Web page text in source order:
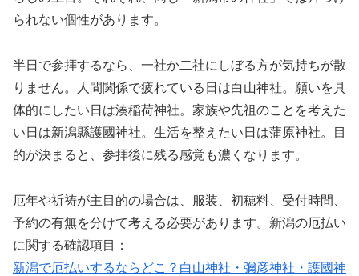
られない個性があります。
半日で参拝するなら、一社か二社にしぼる方が気持ちが散
りません。人間関係で疲れている日は白山神社。願いを具
体的にしたい日は湊稲荷神社。家族や先祖のことを考えた
い日は新潟縣護國神社。生活を整えたい日は蒲原神社。目
的が決まると、参拝後に残る感覚も濃くなります。
厄年や祈祷が主目的の場合は、服装、初穂料、受付時間、
予約の有無を分けて考える必要があります。新潟の厄払い
に関する確認項目：
新潟で厄払いするならどこ？白山神社・彌彦神社・護國神